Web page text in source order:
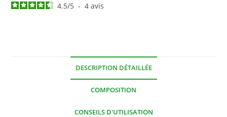
4.5/5 - 4avis
DESCRIPTION DÉTAILLÉE
COMPOSITION
CONSEILS D'UTILISATION